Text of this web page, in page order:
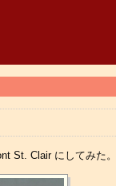
St. Clair にしてみた。